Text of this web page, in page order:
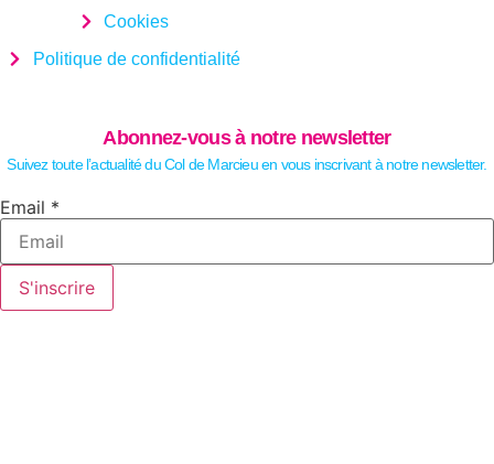
Cookies
Politique de confidentialité
Abonnez-vous à notre newsletter
Suivez toute l’actualité du Col de Marcieu en vous inscrivant à notre newsletter.
Email
Email *
S'inscrire